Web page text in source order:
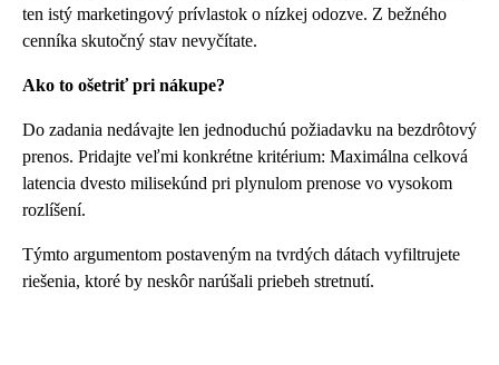
ten istý marketingový prívlastok o nízkej odozve. Z bežného
cenníka skutočný stav nevyčítate.
Ako to ošetriť pri nákupe?
Do zadania nedávajte len jednoduchú požiadavku na bezdrôtový
prenos. Pridajte veľmi konkrétne kritérium: Maximálna celková
latencia dvesto milisekúnd pri plynulom prenose vo vysokom
rozlíšení.
Týmto argumentom postaveným na tvrdých dátach vyfiltrujete
riešenia, ktoré by neskôr narúšali priebeh stretnutí.